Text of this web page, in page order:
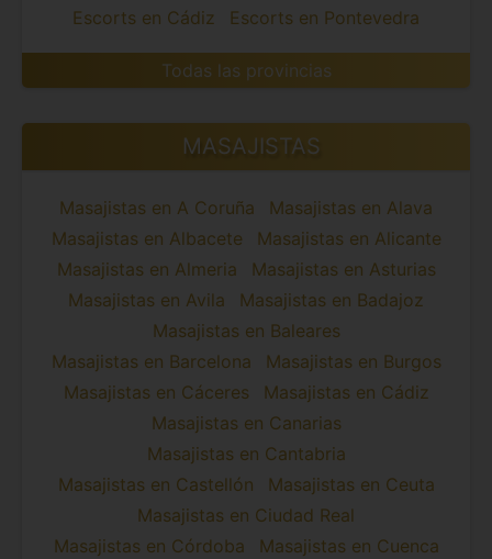
Escorts en Cádiz
Escorts en Pontevedra
Todas las provincias
MASAJISTAS
Masajistas en A Coruña
Masajistas en Alava
Masajistas en Albacete
Masajistas en Alicante
Masajistas en Almeria
Masajistas en Asturias
Masajistas en Avila
Masajistas en Badajoz
Masajistas en Baleares
Masajistas en Barcelona
Masajistas en Burgos
Masajistas en Cáceres
Masajistas en Cádiz
Masajistas en Canarias
Masajistas en Cantabria
Masajistas en Castellón
Masajistas en Ceuta
Masajistas en Ciudad Real
Masajistas en Córdoba
Masajistas en Cuenca